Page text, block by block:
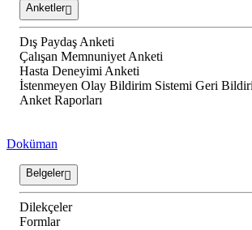
Anketler
Dış Paydaş Anketi
Çalışan Memnuniyet Anketi
Hasta Deneyimi Anketi
İstenmeyen Olay Bildirim Sistemi Geri
Anket Raporları
Doküman
Belgeler
Dilekçeler
Formlar